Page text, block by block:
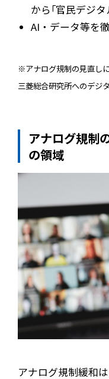
から｢官民デジタ
AI・データ等を
※アナログ規制の見直し
三菱総合研究所へのデジ
アナログ規制
の領域
アナログ規制緩和